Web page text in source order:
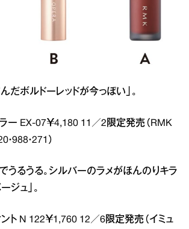
だボルドーレッドが今っぽい」。
ラー EX‐07￥4,180 11／2限定発売（RMK
988・271）
うるうる。シルバーのラメがほんのりキラ
ジュ」。
ント N 122￥1,760 12／6限定発売（イミュ